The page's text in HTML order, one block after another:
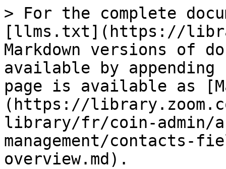
> For the complete
[llms.txt](https://
Markdown versions of
available by
page is available as
(https://
library/fr/coin-admin/
management/contacts-
overview.md).